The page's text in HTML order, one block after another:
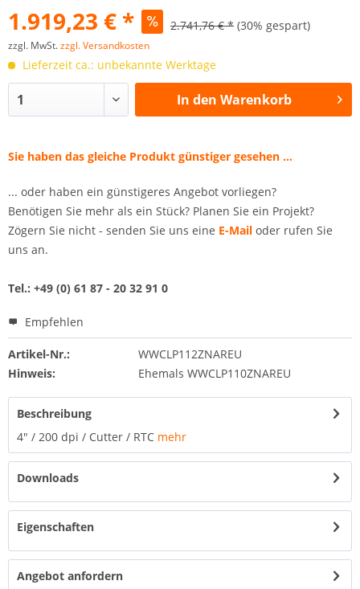
1.919,23 € * 2.741,76 € * (30% gespart)
zzgl. MwSt.zzgl. Versandkosten
Lieferzeit ca.: unbekannte Werktage
In den Warenkorb
Sie haben das gleiche Produkt günstiger gesehen ...
... oder haben ein günstigeres Angebot vorliegen?
Benötigen Sie mehr als ein Stück? Planen Sie ein Projekt?
Zögern Sie nicht - senden Sie uns eine E-Mail oder rufen Sie
uns an.
Tel.: +49 (0) 61 87 - 20 32 91 0
Empfehlen
Artikel-Nr.:
WWCLP112ZNAREU
Hinweis:
Ehemals WWCLP110ZNAREU
Beschreibung
4" / 200 dpi / Cutter / RTC mehr
Downloads
Eigenschaften
Angebot anfordern